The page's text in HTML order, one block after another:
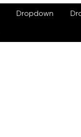
Dropdown